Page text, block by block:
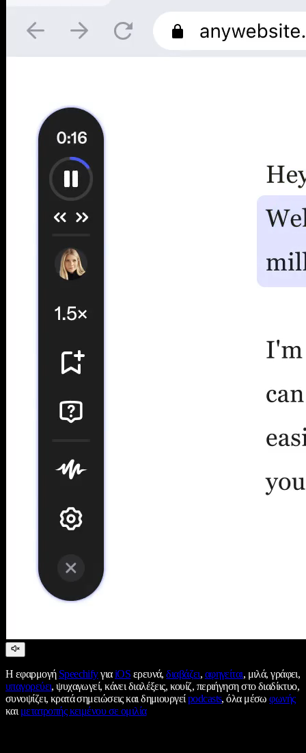
Η εφαρμογή SpeechifyγιαiOS ερευνά,διαβάζει, αφηγείται, μιλά, γράφει,
υπαγορεύει, ψυχαγωγεί, κάνει διαλέξεις, κουίζ, περιήγηση στο διαδίκτυο,
συνοψίζει, κρατά σημειώσεις και δημιουργείpodcasts, όλα μέσωφωνής
καιμετατροπής κειμένου σε ομιλία